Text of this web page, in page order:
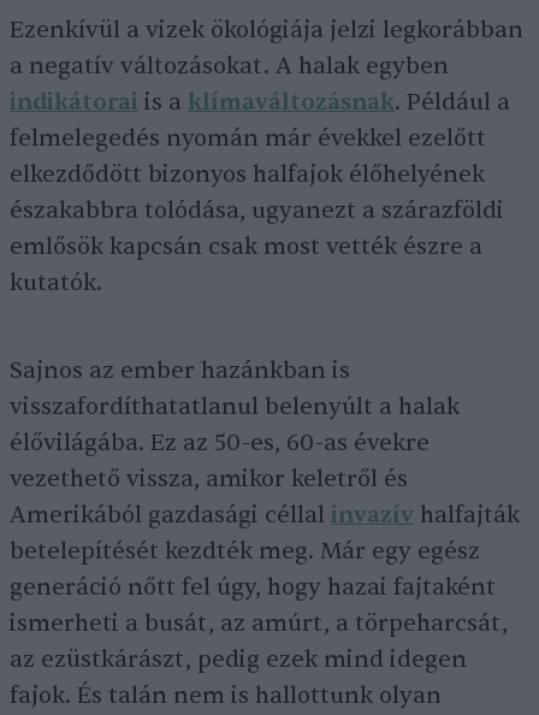
Ezenkívül a vizek ökológiája jelzi legkorábban
a negatív változásokat. A halak egyben
indikátorai is a klímaváltozásnak. Például a
felmelegedés nyomán már évekkel ezelőtt
elkezdődött bizonyos halfajok élőhelyének
északabbra tolódása, ugyanezt a szárazföldi
emlősök kapcsán csak most vették észre a
kutatók.
Sajnos az ember hazánkban is
visszafordíthatatlanul belenyúlt a halak
élővilágába. Ez az 50-es, 60-as évekre
vezethető vissza, amikor keletről és
Amerikából gazdasági céllal invazív halfajták
betelepítését kezdték meg. Már egy egész
generáció nőtt fel úgy, hogy hazai fajtaként
ismerheti a busát, az amúrt, a törpeharcsát,
az ezüstkárászt, pedig ezek mind idegen
fajok. És talán nem is hallottunk olyan